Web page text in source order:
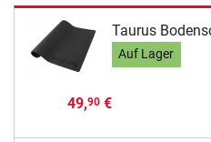
Taurus
Auf Lager
49,90€